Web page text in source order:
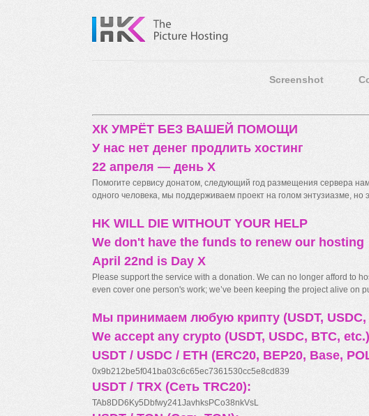
Screenshot
ХК УМРЁТ БЕЗ ВАШЕЙ ПОМОЩИ
У нас нет денег продлить хостинг
22 апреля — день X
Помогите сервису донатом, следующий год размещения сервера
одного человека, мы поддерживаем проект на голом энтузиазме, но
HK WILL DIE WITHOUT YOUR HELP
We don't have the funds to renew our hosting
April 22nd is Day X
Please support the service with a donation. We can no longer afford to
even cover one person's work; we’ve been keeping the project alive on
Мы принимаем любую крипту (USDT, USDC,
We accept any crypto (USDT, USDC, BTC,
USDT / USDC / ETH (ERC20, BEP20, Base,
0x9b212be5f041ba03c6c65ec7361530cc5e8cd839
USDT / TRX (Сеть TRC20):
TAb8DD6Ky5Dbfwy241JavhksPCo38nkVsL